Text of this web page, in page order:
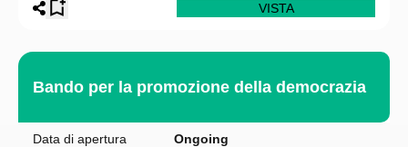
VISTA
Bando per la promozione della democrazia
Data di apertura Ongoing